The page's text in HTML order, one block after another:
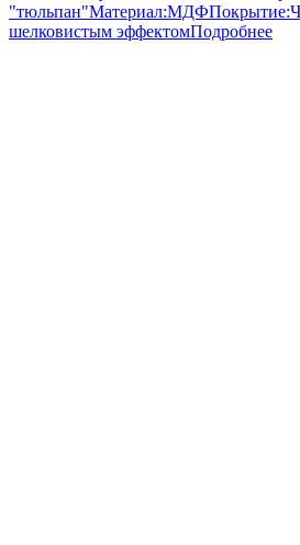
"тюльпан"Материал:МДФПокрытие:
шелковистым эффектомПодробнее